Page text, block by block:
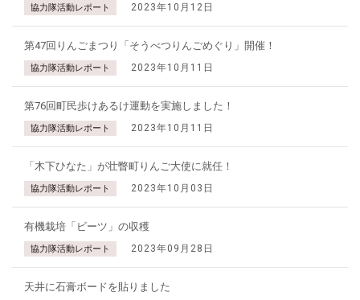
協力隊活動レポート 2023年10月12日
第47回りんごまつり「そうべつりんごめぐり」開催！
協力隊活動レポート 2023年10月11日
第76回町民歩けあるけ運動を実施しました！
協力隊活動レポート 2023年10月11日
「木下ひなた」が壮瞥町りんご大使に就任！
協力隊活動レポート 2023年10月03日
有機栽培「ビーツ」の収穫
協力隊活動レポート 2023年09月28日
天井に石膏ボードを貼りました